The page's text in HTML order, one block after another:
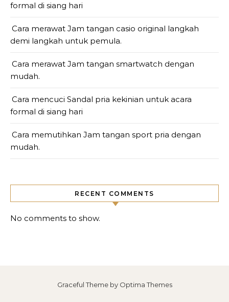
formal di siang hari
Cara merawat Jam tangan casio original langkah
demi langkah untuk pemula.
Cara merawat Jam tangan smartwatch dengan
mudah.
Cara mencuci Sandal pria kekinian untuk acara
formal di siang hari
Cara memutihkan Jam tangan sport pria dengan
mudah.
RECENT COMMENTS
No comments to show.
Graceful Theme by Optima Themes